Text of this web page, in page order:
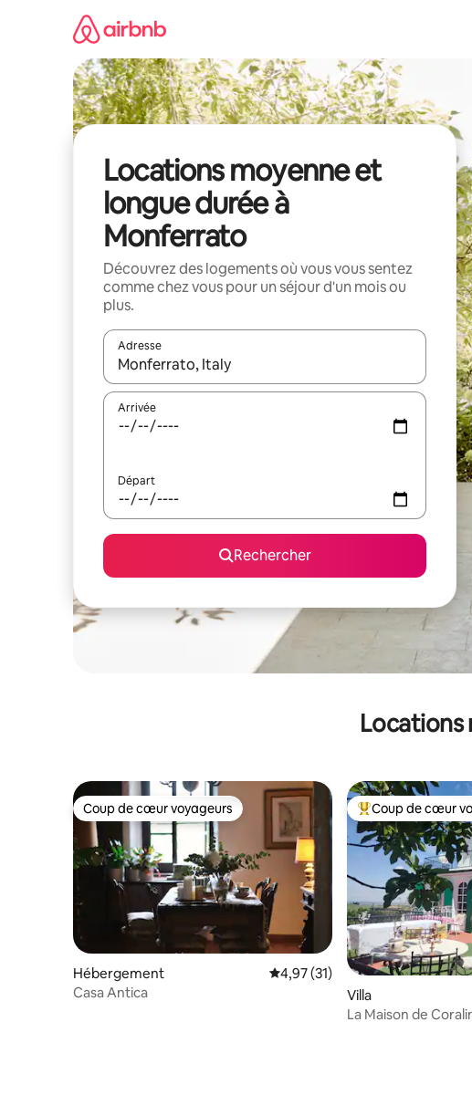
Locations moyenne et
longue durée à
Monferrato
Découvrez des logements où vous vous sentez
comme chez vous pour un séjour d'un mois ou
plus.
Adresse
Lorsque les résultats s'affichent, utilisez les flèches vers le
Arrivée
Départ
Rechercher
Coup de cœur voyageurs
Coup de cœur voyageurs
Hébergement Évaluation moyenne sur la
4,97 (31)
Casa Antica
Coups de cœur
Coup de cœur
Villa
La Maison de